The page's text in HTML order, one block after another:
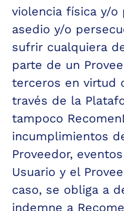
violencia física y/o
asedio y/o
sufrir cualquiera
parte de un
terceros en virtud
través de la
tampoco
incumplimientos
Proveedor,
Usuario y el
caso, se obliga a
indemne a